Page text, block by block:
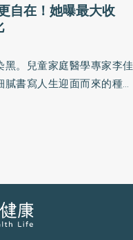
自在！她曝最大收
。兒童家庭醫學專家李佳
書寫人生迎面而來的種種